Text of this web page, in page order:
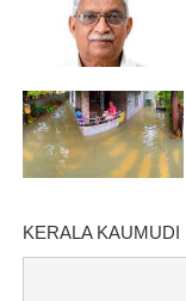
KERALA KAUMUDI